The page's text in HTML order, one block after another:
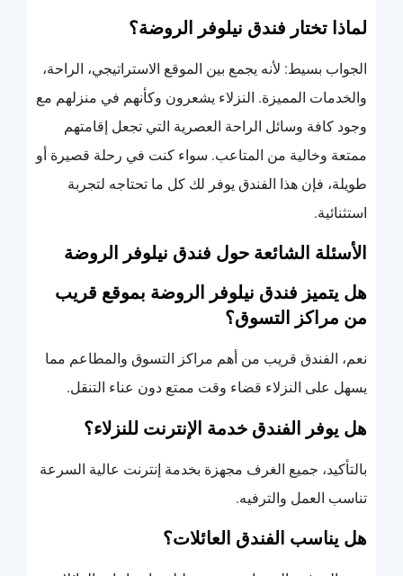
لماذا تختار فندق نيلوفر الروضة؟
الجواب بسيط: لأنه يجمع بين الموقع الاستراتيجي، الراحة،
والخدمات المميزة. النزلاء يشعرون وكأنهم في منزلهم مع
وجود كافة وسائل الراحة العصرية التي تجعل إقامتهم
ممتعة وخالية من المتاعب. سواء كنت في رحلة قصيرة أو
طويلة، فإن هذا الفندق يوفر لك كل ما تحتاجه لتجربة
استثنائية.
الأسئلة الشائعة حول فندق نيلوفر الروضة
هل يتميز فندق نيلوفر الروضة بموقع قريب
من مراكز التسوق؟
نعم، الفندق قريب من أهم مراكز التسوق والمطاعم مما
يسهل على النزلاء قضاء وقت ممتع دون عناء التنقل.
هل يوفر الفندق خدمة الإنترنت للنزلاء؟
بالتأكيد، جميع الغرف مجهزة بخدمة إنترنت عالية السرعة
تناسب العمل والترفيه.
هل يناسب الفندق العائلات؟